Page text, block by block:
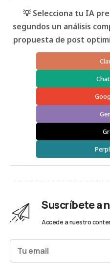
💡 Selecciona tu IA
segundos un análisis
propuesta de post
Suscríbete a
Accede a nuestro